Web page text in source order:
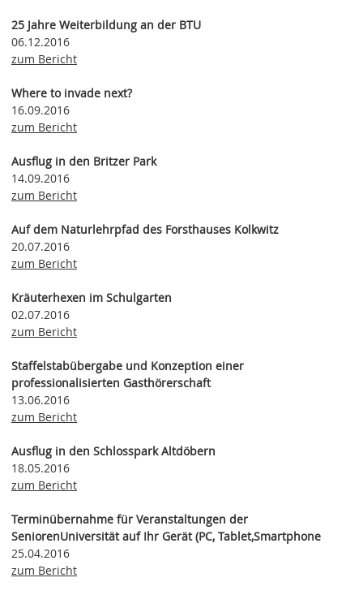
25 Jahre Weiterbildung an der BTU
06.12.2016
zum Bericht
Where to invade next?
16.09.2016
zum Bericht
Ausflug in den Britzer Park
14.09.2016
zum Bericht
Auf dem Naturlehrpfad des Forsthauses Kolkwitz
20.07.2016
zum Bericht
Kräuterhexen im Schulgarten
02.07.2016
zum Bericht
Staffelstabübergabe und Konzeption einer
professionalisierten Gasthörerschaft
13.06.2016
zum Bericht
Ausflug in den Schlosspark Altdöbern
18.05.2016
zum Bericht
Terminübernahme für Veranstaltungen der
SeniorenUniversität auf Ihr Gerät (PC, Tablet,Smartphone
25.04.2016
zum Bericht